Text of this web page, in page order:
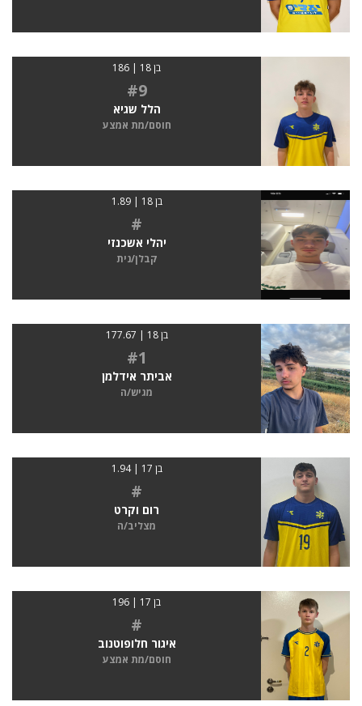
בן 18 | 186
#9
הלל שגיא
חוסם/מת אמצע
בן 18 | 1.89
#
יהלי אשכנזי
קבלן/נית
בן 18 | 177.67
#1
אביתר אידלמן
מגיש/ה
בן 17 | 1.94
#
רום וקרט
מצליב/ה
בן 17 | 196
#
איגור חלופוטנוב
חוסם/מת אמצע